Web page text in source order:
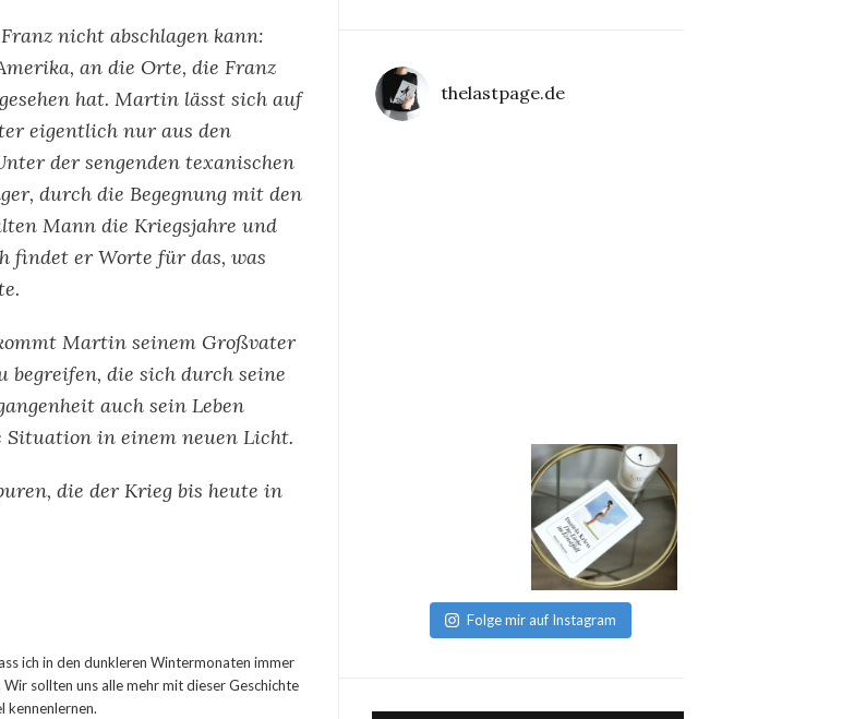
nicht abschlagen kann:
an die Orte, die Franz
hat. Martin lässt sich auf
eigentlich nur aus den
der sengenden texanischen
durch die Begegnung mit den
Mann die Kriegsjahre und
findet er Worte für das, was
Martin seinem Großvater
begreifen, die sich durch seine
auch sein Leben
Situation in einem neuen Licht.
die der Krieg bis heute in
ich in den dunkleren Wintermonaten immer
sollten uns alle mehr mit dieser Geschichte
kennenlernen.
thelastpage.de
Folge mir auf Instagram